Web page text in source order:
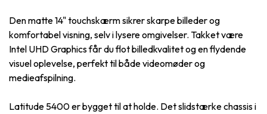
Den matte 14" touchskærm sikrer skarpe billeder og
komfortabel visning, selv i lysere omgivelser. Takket være
Intel UHD Graphics får du flot billedkvalitet og en flydende
visuel oplevelse, perfekt til både videomøder og
medieafspilning.
Latitude 5400 er bygget til at holde. Det slidstærke chassis i